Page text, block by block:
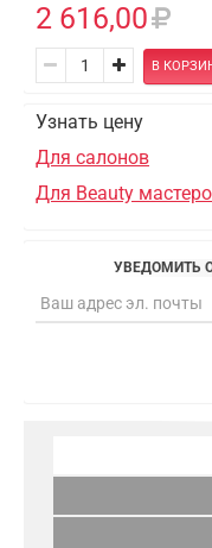
2 616,00
В
Узнать цену
Для салонов
Для Beauty
УВЕДОМИТЬ